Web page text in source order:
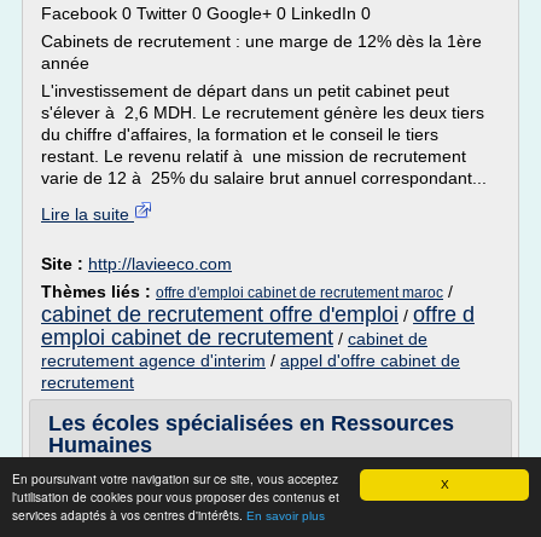
X
En poursuivant votre navigation sur ce site, vous acceptez
l'utilisation de cookies pour vous proposer des contenus et
services adaptés à vos centres d'intérêts. En savoir plus
Facebook 0 Twitter 0 Google+ 0 LinkedIn 0
Cabinets de recrutement : une marge de 12% dès la 1ère
année
L'investissement de départ dans un petit cabinet peut
s'élever à 2,6 MDH. Le recrutement génère les deux tiers
du chiffre d'affaires, la formation et le conseil le tiers
restant. Le revenu relatif à une mission de recrutement
varie de 12 à 25% du salaire brut annuel correspondant...
Lire la suite
Site : http://lavieeco.com
Thèmes liés : offre d'emploi cabinet de recrutement maroc /
cabinet de recrutement offre d'emploi / offre d
emploi cabinet de recrutement / cabinet de
recrutement agence d'interim / appel d'offre cabinet de
recrutement
Les écoles spécialisées en Ressources
Humaines
Les écoles spécialisées en Ressources Humaines
Les formations en ressources humaines dans les grandes
écoles